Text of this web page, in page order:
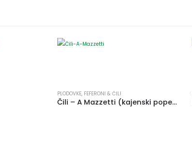
PLODOVKE, FEFERONI & ČILI
Čili – A Mazzetti (kajenski poper) [P10]